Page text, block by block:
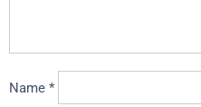
Name *